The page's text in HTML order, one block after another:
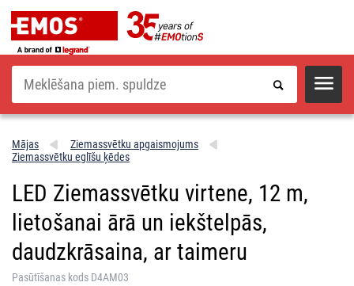
Meklēšana
Mājas
Ziemassvētku apgaismojums
Ziemassvētku eglīšu ķēdes
LED Ziemassvētku virtene, 12 m,
lietošanai ārā un iekštelpās,
daudzkrāsaina, ar taimeru
Pasūtīšanas kods D4AM03